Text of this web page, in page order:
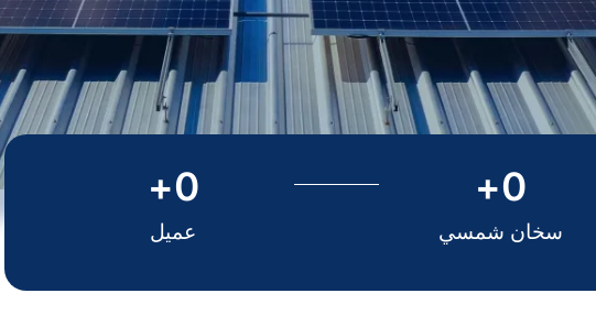
سخان شمسي
0
+
عميل
0
+